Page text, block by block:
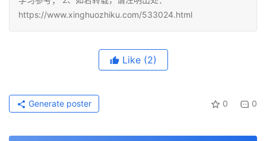
https://www.xinghuozhiku.com/533024.html
Like (2)
0 0
Generate poster